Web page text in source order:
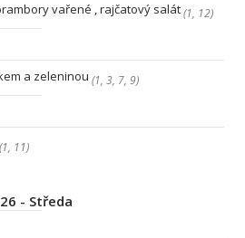
vařené , rajčatový salát(1, 12)
a zeleninou (1, 3, 7, 9)
(1, 11)
- Středa